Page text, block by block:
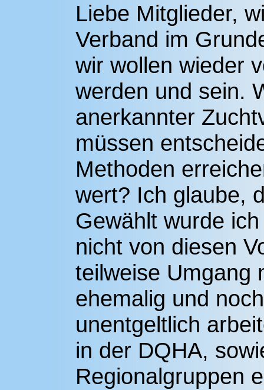
Liebe Mitglieder,
Verband im
wir wollen wieder
werden und sein.
anerkannter
müssen
Methoden
wert? Ich glaube,
Gewählt wurde
nicht von diesen
teilweise Umgang
ehemalig und
unentgeltlich
in der DQHA,
Regionalgruppen